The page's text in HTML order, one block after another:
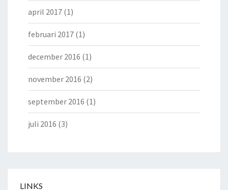
april 2017 (1)
februari 2017 (1)
december 2016 (1)
november 2016 (2)
september 2016 (1)
juli 2016 (3)
LINKS